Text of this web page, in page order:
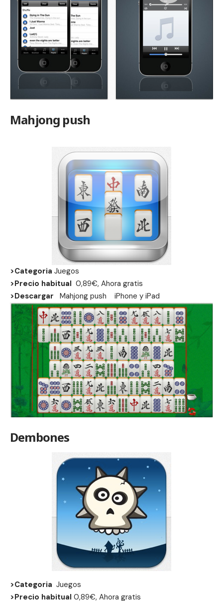
Mahjong push
>Categoria Juegos
>Precio habitual 0,89€, Ahora gratis
>Descargar
Mahjong push iPhone y iPad
Dembones
>Categoria Juegos
>Precio habitual 0,89€, Ahora gratis